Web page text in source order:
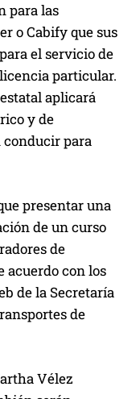
para las
o Cabify que sus
el servicio de
particular.
aplicará
y de
conducir para
presentar una
de un curso
de
acuerdo con los
de la Secretaría
de
Vélez